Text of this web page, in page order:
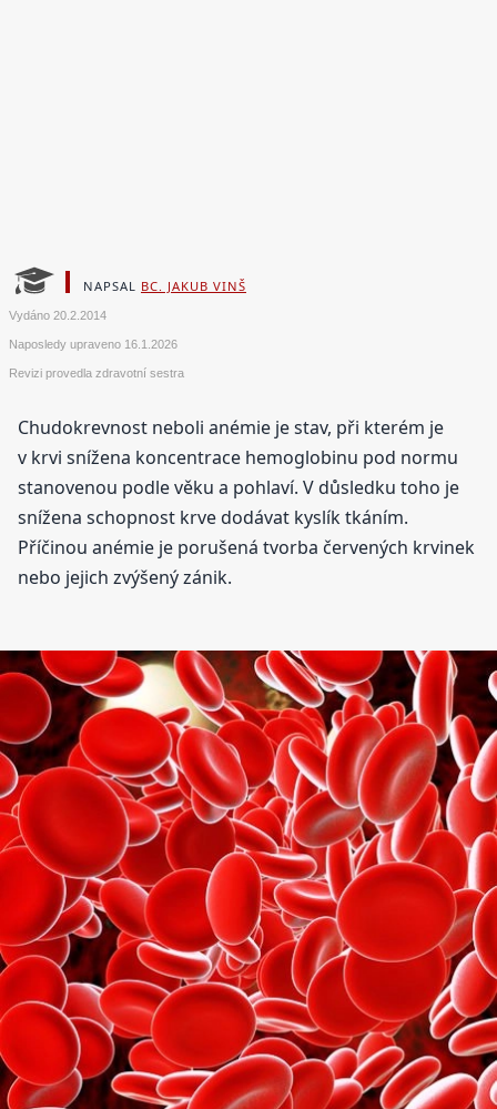
NAPSAL BC. JAKUB VINŠ
Vydáno 20.2.2014
Naposledy upraveno 16.1.2026
Revizi provedla zdravotní sestra
Chudokrevnost neboli anémie je stav, při kterém je
v krvi snížena koncentrace hemoglobinu pod normu
stanovenou podle věku a pohlaví. V důsledku toho je
snížena schopnost krve dodávat kyslík tkáním.
Příčinou anémie je porušená tvorba červených krvinek
nebo jejich zvýšený zánik.